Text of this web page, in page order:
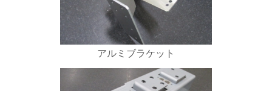
アルミブラケット